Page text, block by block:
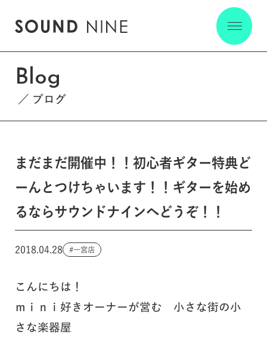
Blog
ブログ
まだまだ開催中！！初心者ギター特典ど
ーんとつけちゃいます！！ギターを始め
るならサウンドナインへどうぞ！！
2018.04.28 一宮店
こんにちは！
ｍｉｎｉ好きオーナーが営む 小さな街の小
さな楽器屋